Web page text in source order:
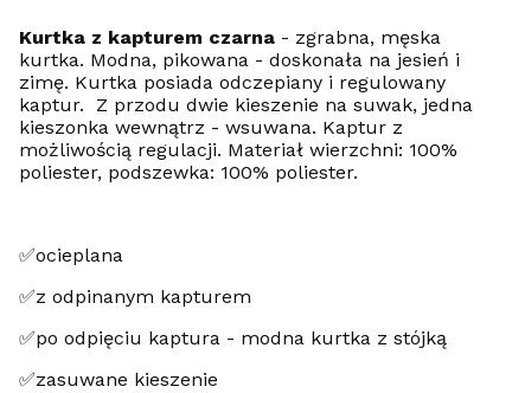
Kurtka z kapturem czarna - zgrabna, męska
kurtka. Modna, pikowana - doskonała na jesień i
zimę. Kurtka posiada odczepiany i regulowany
kaptur. Z przodu dwie kieszenie na suwak, jedna
kieszonka wewnątrz - wsuwana. Kaptur z
możliwością regulacji. Materiał wierzchni: 100%
poliester, podszewka: 100% poliester.
✅ocieplana
✅z odpinanym kapturem
✅po odpięciu kaptura - modna kurtka z stójką
✅zasuwane kieszenie